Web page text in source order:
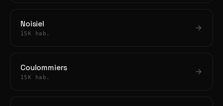
Noisiel
15K hab.
Coulommiers
15K hab.